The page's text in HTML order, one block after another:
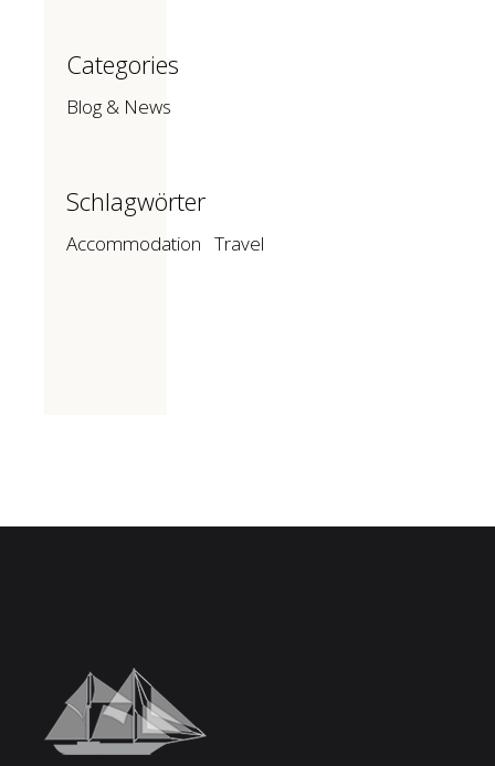
Categories
Blog & News
Schlagwörter
Accommodation Travel